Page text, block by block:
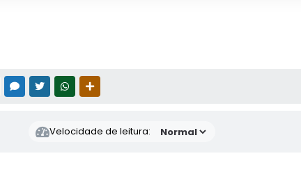
FACEBOOKMESSENGER
TWITTERWHATSAPP
Velocidade de leitura: